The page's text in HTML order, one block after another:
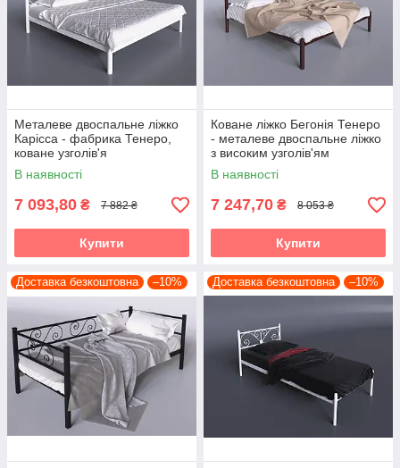
Металеве двоспальне ліжко
Карісса - фабрика Тенеро,
коване узголів'я
В наявності
7 093,80 ₴ 7 882 ₴
Купити
Коване ліжко Бегонія Тенеро
- металеве двоспальне ліжко
з високим узголів'ям
В наявності
7 247,70 ₴ 8 053 ₴
Купити
Доставка безкоштовна –10% Доставка безкоштовна –10%